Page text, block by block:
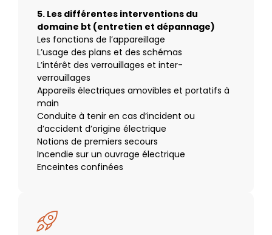
5. Les différentes interventions du
domaine bt (entretien et dépannage)
Les fonctions de l’appareillage
L’usage des plans et des schémas
L’intérêt des verrouillages et inter-
verrouillages
Appareils électriques amovibles et portatifs à
main
Conduite à tenir en cas d’incident ou
d’accident d’origine électrique
Notions de premiers secours
Incendie sur un ouvrage électrique
Enceintes confinées